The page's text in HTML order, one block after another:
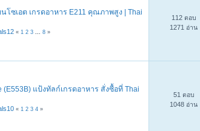
โซเอต เกรดอาหาร E211 คุณภาพสูง | Thai
« 1 2 3 ...8 »
112 ตอบ
1271 อ่าน
(E553B) แป้งทัลก์เกรดอาหาร สั่งซื้อที่ Thai
« 1 2 3 4 »
51 ตอบ
1048 อ่าน